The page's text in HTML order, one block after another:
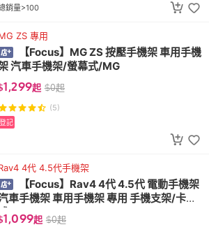
銷量>100
ZS 專用
【Focus】MG ZS 按壓手機架 車用手機
汽車手機架/螢幕式/MG
1,299起 $0起
(5)
登記
4代 4.5代手機架
【Focus】Rav4 4代 4.5代 電動手機架
車手機架 車用手機架 專用 手機支架/卡扣
式/RAV4/toyota
1,099起 $0起